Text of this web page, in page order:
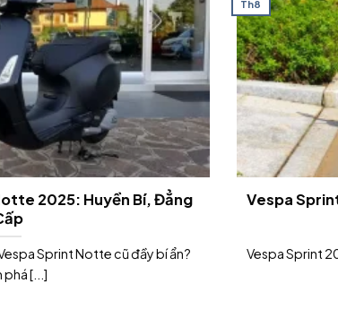
2025: Huyền Bí, Đẳng
Sprint Notte cũ đầy bí ẩn?
phá [...]
Vespa
Vespa Sprint
Th8